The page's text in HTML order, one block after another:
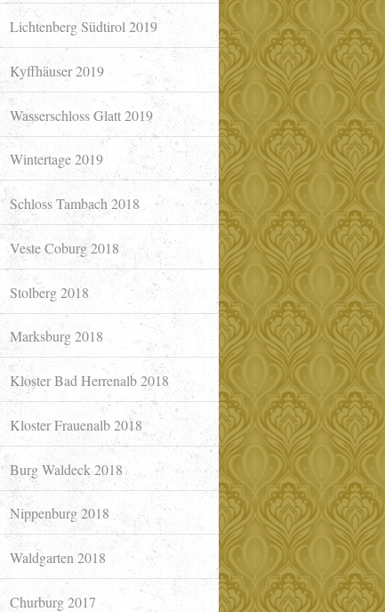
Lichtenberg Südtirol 2019
Kyffhäuser 2019
Wasserschloss Glatt 2019
Wintertage 2019
Schloss Tambach 2018
Veste Coburg 2018
Stolberg 2018
Marksburg 2018
Kloster Bad Herrenalb 2018
Kloster Frauenalb 2018
Burg Waldeck 2018
Nippenburg 2018
Waldgarten 2018
Churburg 2017